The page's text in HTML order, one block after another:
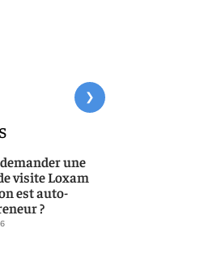
une
visite Loxam
est auto-
?